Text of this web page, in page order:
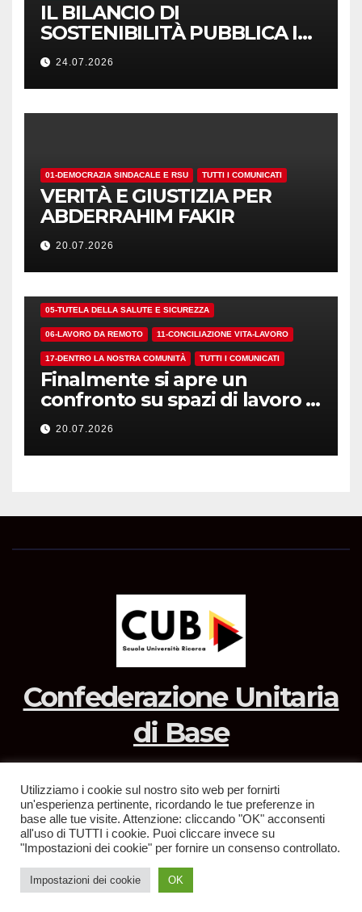
IL BILANCIO DI
SOSTENIBILITÀ PUBBLICA I
NUMERI. MA I CRITERI?
24.07.2026
01-DEMOCRAZIA SINDACALE E RSU TUTTI I COMUNICATI
VERITÀ E GIUSTIZIA PER
ABDERRAHIM FAKIR
20.07.2026
05-TUTELA DELLA SALUTE E SICUREZZA
06-LAVORO DA REMOTO 11-CONCILIAZIONE VITA-LAVORO
17-DENTRO LA NOSTRA COMUNITÀ TUTTI I COMUNICATI
Finalmente si apre un
confronto su spazi di lavoro e
dotazioni
20.07.2026
Confederazione Unitaria
di Base
Sviluppato con orgoglio da WordPress|Tema: News Way di
Themeansar.
Home Privacy Policy
Utilizziamo i cookie sul nostro sito web per fornirti
un'esperienza pertinente, ricordando le tue preferenze in
base alle tue visite. Attenzione: cliccando "OK" acconsenti
all'uso di TUTTI i cookie. Puoi cliccare invece su
"Impostazioni dei cookie" per fornire un consenso controllato.
Impostazioni dei cookie OK